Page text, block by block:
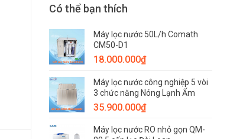
Có thể bạn thích
Máy lọc nước 50L/h Comath
CM50-D1
18.000.000₫
Máy lọc nước công nghiệp 5 vòi
3 chức năng Nóng Lạnh Ấm
35.900.000₫
Máy lọc nước RO nhỏ gọn QM-